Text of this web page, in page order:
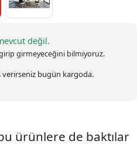
değil.
girmeyeceğini bilmiyoruz.
verirseniz bugün kargoda.
ürünlere de baktılar